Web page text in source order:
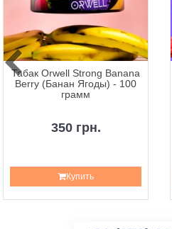
Табак Orwell Strong Banana
Berry (Банан Ягоды) - 100
грамм
350 грн.
Купить